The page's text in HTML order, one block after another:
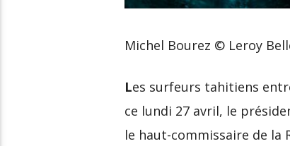
Michel Bourez © Leroy
Les surfeurs tahitiens
ce lundi 27 avril, le
le haut-commissaire de la